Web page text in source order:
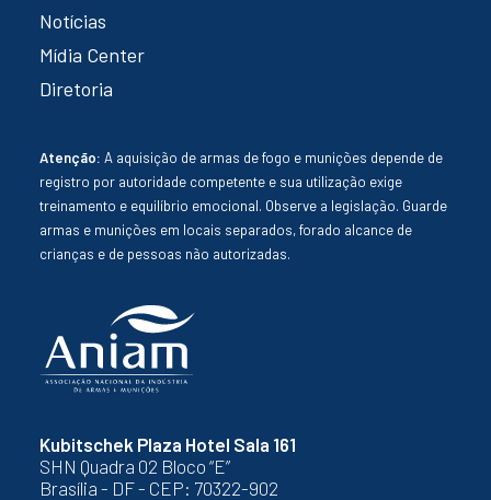
Kubitschek Plaza Hotel Sala 161
SHN Quadra 02 Bloco “E”
Brasília - DF - CEP: 70322-902
Notícias
Mídia Center
Diretoria
Atenção: A aquisição de armas de fogo e munições depende de
registro por autoridade competente e sua utilização exige
treinamento e equilíbrio emocional. Observe a legislação. Guarde
armas e munições em locais separados, forado alcance de
crianças e de pessoas não autorizadas.